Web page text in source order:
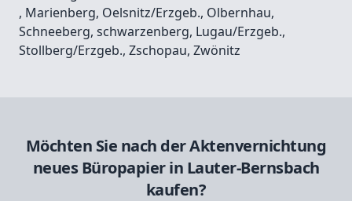
, Marienberg, Oelsnitz/Erzgeb., Olbernhau,
Schneeberg, schwarzenberg, Lugau/Erzgeb.,
Stollberg/Erzgeb., Zschopau, Zwönitz
Möchten Sie nach der Aktenvernichtung
neues Büropapier in Lauter-Bernsbach
kaufen?